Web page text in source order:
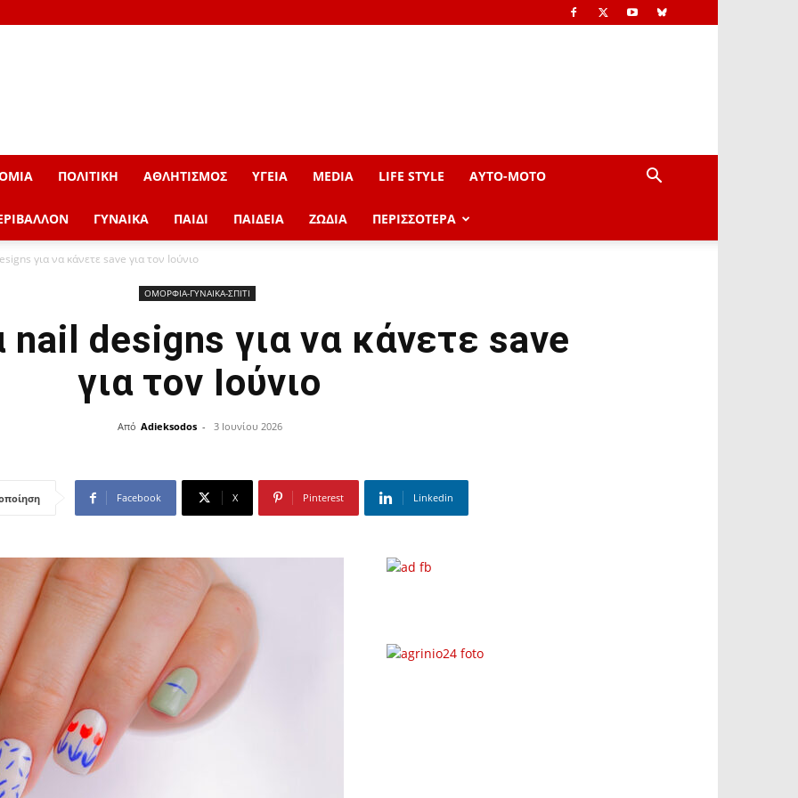
ΠΟΛΙΤΙΚΗ ΑΘΛΗΤΙΣΜΟΣ ΥΓΕΙΑ MEDIA LIFE STYLE AYTO-ΜOTO
ΓΥΝΑΙΚΑ ΠΑΙΔΙ ΠΑΙΔΕΙΑ ΖΩΔΙΑ ΠΕΡΙΣΣΟΤΕΡΑ
για να κάνετε save για τον Ιούνιο
ΟΜΟΡΦΙΑ-ΓΥΝΑΙΚΑ-ΣΠΙΤΙ
nail designs για να κάνετε save
για τον Ιούνιο
Από Adieksodos - 3 Ιουνίου 2026
Facebook X Pinterest Linkedin